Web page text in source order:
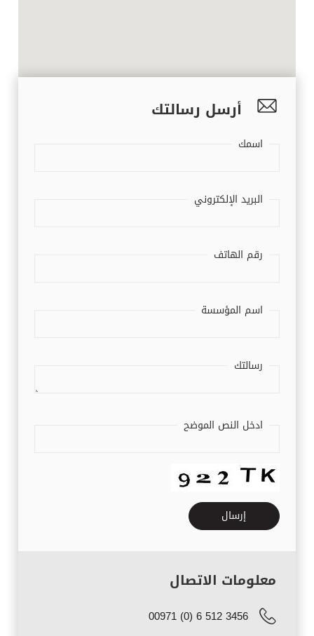
أرسل رسالتك
اسمك
البريد الإلكتروني
رقم الهاتف
اسم المؤسسة
رسالتك
ادخل النص الموضح
معلومات الاتصال
00971 (0) 6 512 3456